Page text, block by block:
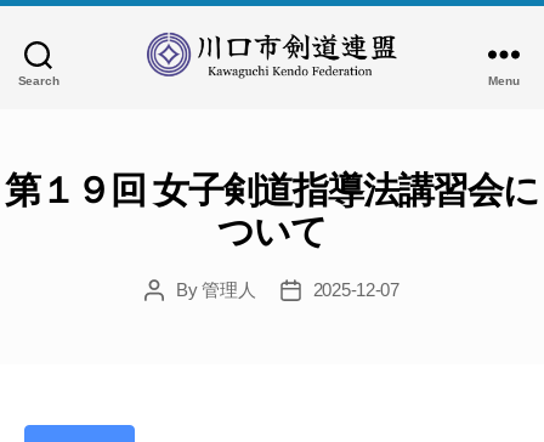
Search
剣
道
連
Menu
第１９回 女子剣道指導法講習会に
ついて
PostBy管理人
Post2025-12-07